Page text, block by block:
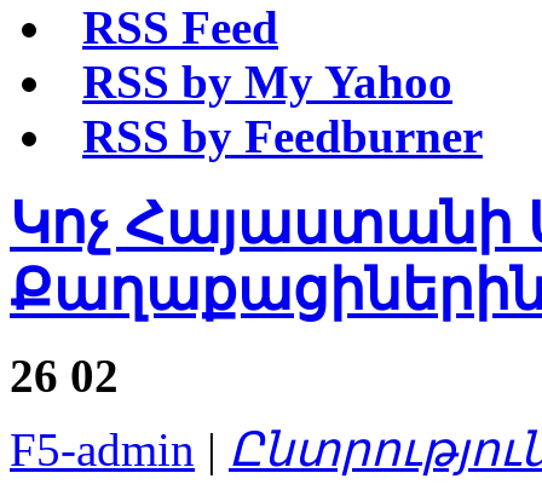
RSS Feed
RSS by My Yahoo
RSS by Feedburner
Կոչ
26 02
F5-admin |